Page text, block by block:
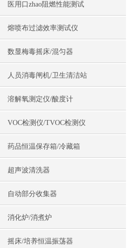
医用口zhao阻燃性能测试
熔喷布过滤效率测试仪
数显梅毒摇床/混匀器
人员消毒闸机/卫生清洁站
溶解氧测定仪/酸度计
VOC检测仪/TVOC检测仪
药品恒温保存箱/冷藏箱
超声波清洗器
自动部分收集器
消化炉/消煮炉
摇床/培养恒温振荡器